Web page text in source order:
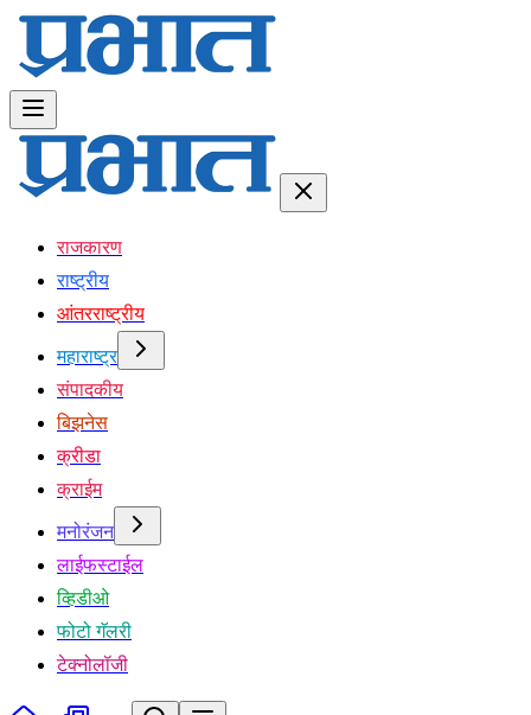
राजकारण
राष्ट्रीय
आंतरराष्ट्रीय
महाराष्ट्र
संपादकीय
बिझनेस
क्रीडा
क्राईम
मनोरंजन
लाईफस्टाईल
व्हिडीओ
फोटो गॅलरी
टेक्नोलॉजी